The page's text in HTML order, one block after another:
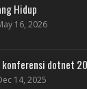
Hidup
16, 2026
dotnet
14, 2025